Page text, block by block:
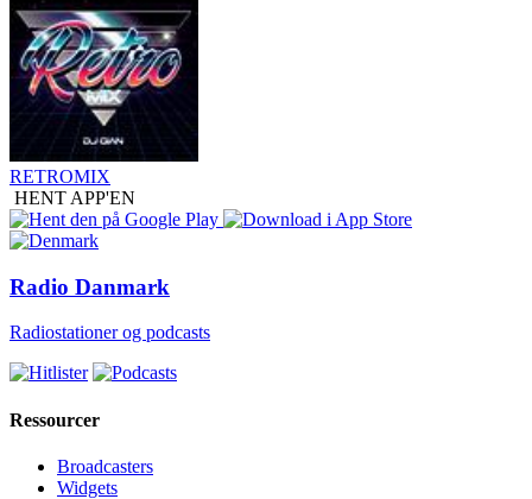
RETROMIX
HENT APP'EN
Radio Danmark
Radiostationer og podcasts
Ressourcer
Broadcasters
Widgets